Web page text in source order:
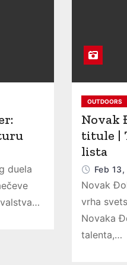
duela
OUTDOORS
Novak
titule |
lista
Feb
Novak
vrha
Novaka
talenta,…